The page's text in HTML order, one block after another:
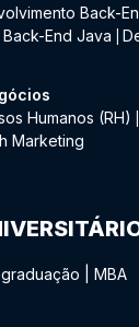
Back-
End Java
Humanos (RH)
Marketing
MBA